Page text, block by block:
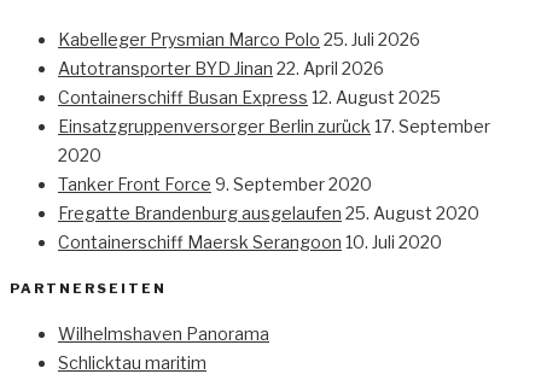
Kabelleger Prysmian Marco Polo 25. Juli 2026
Autotransporter BYD Jinan 22. April 2026
Containerschiff Busan Express 12. August 2025
Einsatzgruppenversorger Berlin zurück 17. September
2020
Tanker Front Force 9. September 2020
Fregatte Brandenburg ausgelaufen 25. August 2020
Containerschiff Maersk Serangoon 10. Juli 2020
PARTNERSEITEN
Wilhelmshaven Panorama
Schlicktau maritim